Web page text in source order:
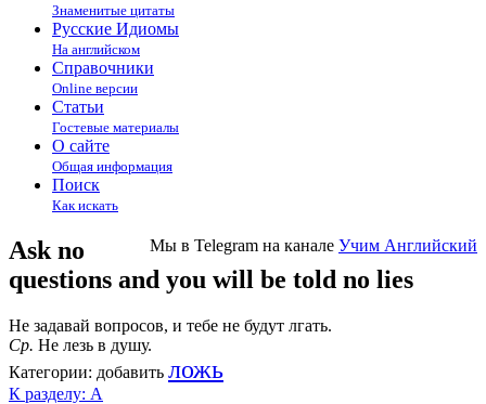
Знаменитые цитаты
Русские Идиомы
На английском
Справочники
Online версии
Статьи
Гостевые материалы
О сайте
Общая информация
Поиск
Как искать
Мы в Telegram на канале Учим Английский
Ask no
questions and you will be told no lies
He задавай вопросов, и тебе не будут лгать.
Ср. Не лезь в душу.
Категории: добавить ложь
К разделу: A